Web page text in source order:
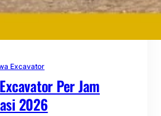
Excavator
Per Jam
2026